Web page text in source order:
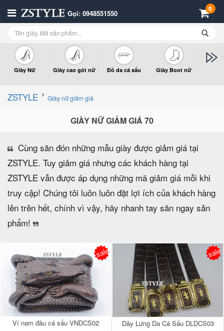
Gọi: 0948551550 0
Giày Nữ Giày cao gót nữ Đồ da cá sấu Giày Boot nữ
ZSTYLE Giày nữ giảm giá
GIÀY NỮ GIẢM GIÁ 70
Cùng săn đón những mẫu giày được giảm giá tại
ZSTYLE. Tuy giảm giá nhưng các khách hàng tại
ZSTYLE vẫn được áp dụng những mã giảm giá mỗi khi
truy cập! Chúng tôi luôn luôn đặt lợi ích của khách hàng
lên trên hết, chính vì vậy, hãy nhanh tay săn ngay sản
phẩm!
Ví nam đầu cá sấu VNDCS02
sale
Dây Lưng Da Cá Sấu DLDCS03
sale